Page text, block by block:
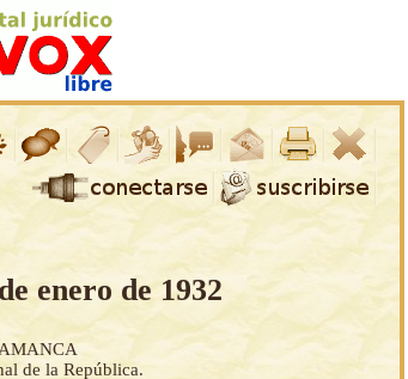
enero de 1932
de la República.